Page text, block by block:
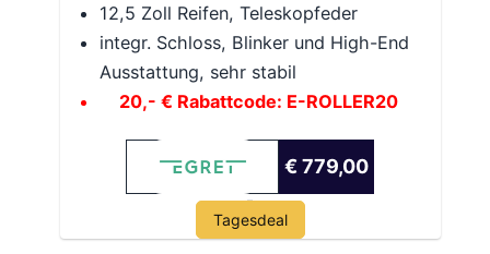
12,5 Zoll Reifen, Teleskopfeder
integr. Schloss, Blinker und High-End
Ausstattung, sehr stabil
20,- € Rabattcode: E-ROLLER20
€ 779,00
Tagesdeal